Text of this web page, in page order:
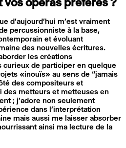
d’aujourd’hui m’est vraiment
percussionniste à la base,
et évoluant
des nouvelles écritures.
les créations
de participer en quelque
«inouïs» au sens de “jamais
des compositeurs et
des metteurs et metteuses en
; j’adore non seulement
dans l’interprétation
mais aussi me laisser absorber
ainsi ma lecture de la